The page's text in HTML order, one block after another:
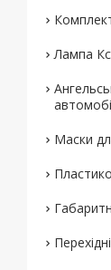
Лампа
Маски